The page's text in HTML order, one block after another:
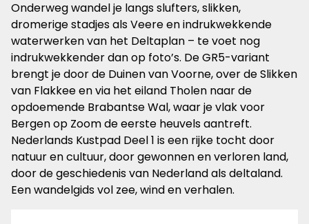
Onderweg wandel je langs slufters, slikken,
dromerige stadjes als Veere en indrukwekkende
waterwerken van het Deltaplan – te voet nog
indrukwekkender dan op foto’s. De GR5-variant
brengt je door de Duinen van Voorne, over de Slikken
van Flakkee en via het eiland Tholen naar de
opdoemende Brabantse Wal, waar je vlak voor
Bergen op Zoom de eerste heuvels aantreft.
Nederlands Kustpad Deel 1 is een rijke tocht door
natuur en cultuur, door gewonnen en verloren land,
door de geschiedenis van Nederland als deltaland.
Een wandelgids vol zee, wind en verhalen.